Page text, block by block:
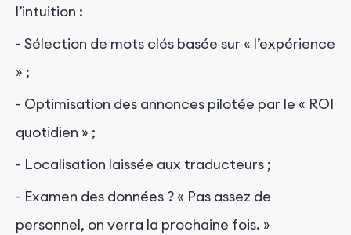
l’intuition :
- Sélection de mots clés basée sur « l’expérience
» ;
- Optimisation des annonces pilotée par le « ROI
quotidien » ;
- Localisation laissée aux traducteurs ;
- Examen des données ? « Pas assez de
personnel, on verra la prochaine fois. »